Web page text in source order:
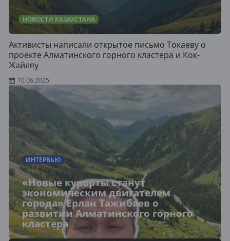
НОВОСТИ КАЗАХСТАНА
Активисты написали открытое письмо Токаеву о
проекте Алматинского горного кластера и Кок-
Жайляу
10.06.2025
ИНТЕРВЬЮ
«Новые курорты станут
экономическим двигателем
города» Ерлан Тажибаев о
развитии Алматинского горного
кластера